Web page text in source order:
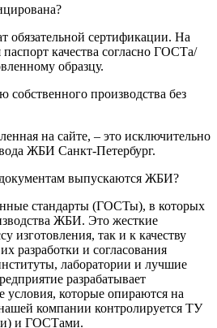
обязательной сертификации. На
качества согласно ГОСТа/
образцу.
собственного производства без
на сайте, – это исключительно
ЖБИ Санкт-Петербург.
выпускаются ЖБИ?
стандарты (ГОСТы), в которых
ЖБИ. Это жесткие
изготовления, так и к качеству
разработки и согласования
лаборатории и лучшие
разрабатывает
условия, которые опираются на
компании контролируется ТУ
и ГОСТами.